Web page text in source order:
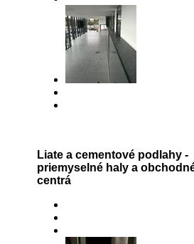
Liate a cementové podlahy -
priemyselné haly a
centrá